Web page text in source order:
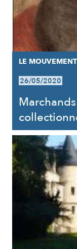
LE
26/05/2020